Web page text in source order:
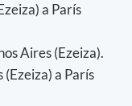
a París
Aires (Ezeiza).
(Ezeiza) a París